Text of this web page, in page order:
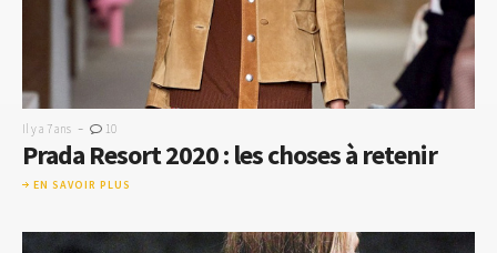
Il y a 7 ans - 10
Prada Resort 2020 : les choses à retenir
EN SAVOIR PLUS